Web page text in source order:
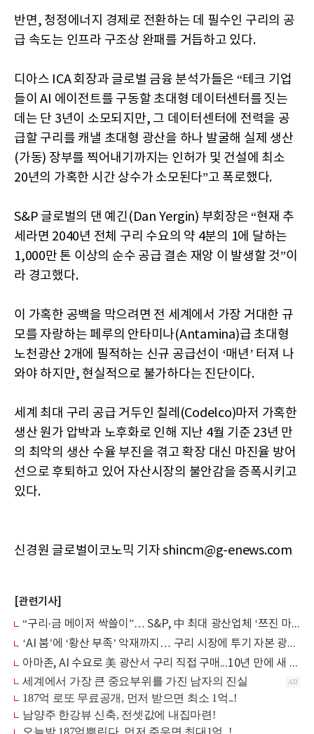
반면, 청정에너지 경제로 전환하는 데 필수인 구리의 공
급 속도는 인프라 구조상 완패를 거듭하고 있다.
디아스 ICA 회장과 글로벌 금융 분석가들은 “테크 기업
들이 AI 에이전트를 구동할 초대형 데이터센터를 짓는
데는 단 3년이 소모되지만, 그 데이터센터에 전력을 공
급할 구리를 캐낼 초대형 광산을 하나 발굴해 실제 생산
(가동) 장부를 찍어내기까지는 인허가 및 건설에 최소
20년의 가혹한 시간 상수가 소모된다”고 폭로했다.
S&P 글로벌의 댄 예긴(Dan Yergin) 부회장은 “현재 추
세라면 2040년 전체 구리 수요의 약 4분의 1에 달하는
1,000만 톤 이상의 순수 공급 결손 재앙 이 발생할 것”이
라 경고했다.
이 가혹한 공백을 막으려면 전 세계에서 가장 거대한 규
모를 자랑하는 페루의 안타미나(Antamina)급 초대형
노천광산 2개에 필적하는 신규 공급선이 ‘매년’ 터져 나
와야 하지만, 현실적으로 불가하다는 진단이다.
세계 최대 구리 공급 거두인 칠레(Codelco)마저 가혹한
생산 원가 압박과 노후화로 인해 지난 4월 기준 23년 만
의 최악의 생산 수율 부진을 겪고 확장 대신 마진율 방어
선으로 후퇴하고 있어 자산시장의 불안감을 증폭시키고
있다.
신경원 글로벌이코노믹 기자 shincm@g-enews.com
[관련기사]
“구리·금 메이저 싹쓸이”… S&P, 中 최대 광산업체 ‘쯔진 마이닝’ 등급 전망 상향
‘AI 붐’에 ‘황산 부족’ 악재까지… 구리 시장에 투기 자본 광풍, 사상 최고치 육박
아마존, AI 수요로 美 광산서 구리 직접 구매...10년 만에 새 공급원